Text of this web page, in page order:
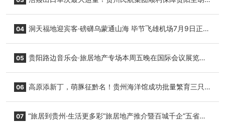
04 洞天福地迎宾客·磅礴乌蒙通山海 毕节飞雄机场7月9日正式
05 贵阳路边音乐会·旅居地产专场本周五晚在国际会议展览中
06 高原添新丁，萌豚征黔名！贵州海洋馆成功批量繁育三只
07 “旅居到贵州·生活更多彩”旅居地产推介暨百城千企“五省